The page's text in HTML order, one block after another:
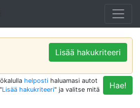
Lisää hakukriteeri
Hae!
helposti haluamasi autot
Lisää hakukriteeri" ja valitse mitä